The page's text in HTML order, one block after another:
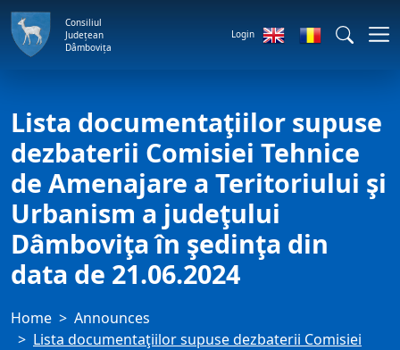
Consiliul
Județean
Dâmbovița
Login
Lista documentaţiilor supuse
dezbaterii Comisiei Tehnice
de Amenajare a Teritoriului şi
Urbanism a judeţului
Dâmboviţa în şedinţa din
data de 21.06.2024
Home
Announces
Lista documentaţiilor supuse dezbaterii Comisiei